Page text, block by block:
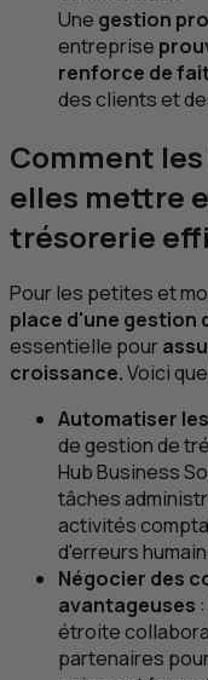
Une gestion
entreprise
renforce de
des clients et
Comment les
elles mettre
trésorerie
Pour les petites et
place d'une gestion
essentielle pour
croissance.Voici
Automatiser
de gestion de
Hub Business
tâches
activités
d'erreurs
Négocier des
avantageuses
étroite
partenaires